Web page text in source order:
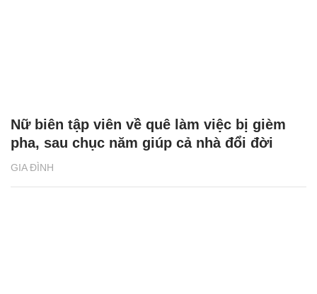
GIA ĐÌNH
Nữ biên tập viên về quê làm việc bị gièm
pha, sau chục năm giúp cả nhà đổi đời